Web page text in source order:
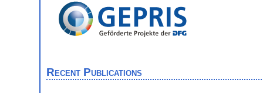
Recent Publications